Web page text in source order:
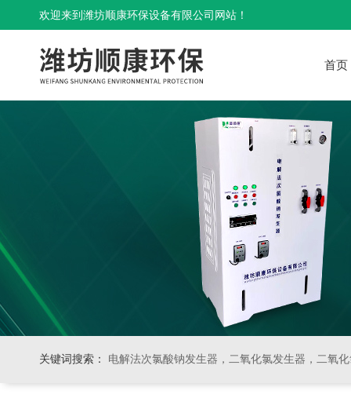
欢迎来到潍坊顺康环保设备有限公司网站！
首页
关键词搜索： 电解法次氯酸钠发生器，二氧化氯发生器，二氧化氯投加器，缓释消毒器